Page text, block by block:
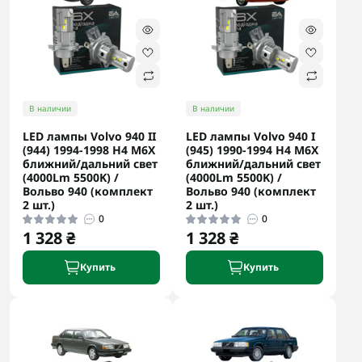
В наличии
LED лампы Volvo 940 II
(944) 1994-1998 H4 M6X
ближний/дальний свет
(4000Lm 5500K) /
Вольво 940 (комплект
2 шт.)
0
1 328 ₴
Купить
В наличии
LED лампы Volvo 940 I
(945) 1990-1994 H4 M6X
ближний/дальний свет
(4000Lm 5500K) /
Вольво 940 (комплект
2 шт.)
0
1 328 ₴
Купить